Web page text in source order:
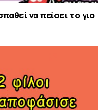
να πείσει το γιο